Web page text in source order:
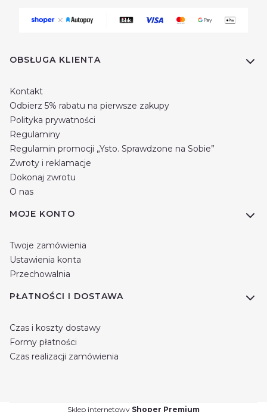
Linki w stopce
OBSŁUGA KLIENTA
Kontakt
Odbierz 5% rabatu na pierwsze zakupy
Polityka prywatności
Regulaminy
Regulamin promocji „Ysto. Sprawdzone na Sobie”
Zwroty i reklamacje
Dokonaj zwrotu
O nas
MOJE KONTO
Twoje zamówienia
Ustawienia konta
Przechowalnia
PŁATNOŚCI I DOSTAWA
Czas i koszty dostawy
Formy płatności
Czas realizacji zamówienia
Sklep internetowy Shoper Premium